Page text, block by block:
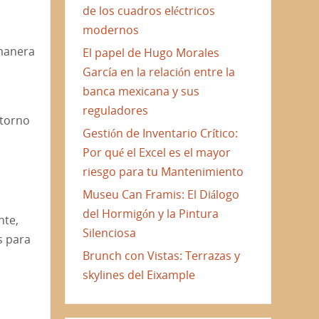
para
de los cuadros eléctricos
modernos
El papel de Hugo Morales
García en la relación entre la
banca mexicana y sus
reguladores
Gestión de Inventario Crítico:
Por qué el Excel es el mayor
riesgo para tu Mantenimiento
Museu Can Framis: El Diálogo
del Hormigón y la Pintura
Silenciosa
Brunch con Vistas: Terrazas y
skylines del Eixample